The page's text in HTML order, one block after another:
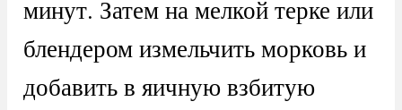
минут. Затем на мелкой терке или
блендером измельчить морковь и
добавить в яичную взбитую